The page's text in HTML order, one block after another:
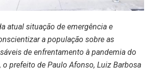
atual situação de emergência e
a população sobre as
de enfrentamento à pandemia do
o prefeito de Paulo Afonso, Luiz Barbosa